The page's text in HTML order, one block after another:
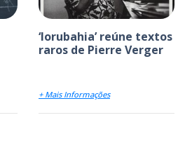
‘Iorubahia’ reúne textos
raros de Pierre Verger
+ Mais Informações